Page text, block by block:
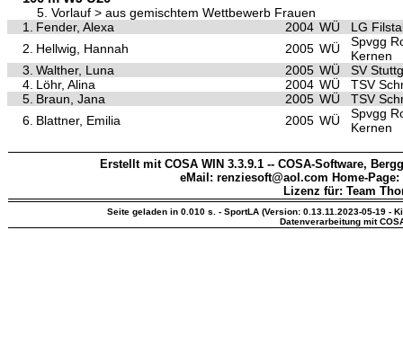
5. Vorlauf > aus gemischtem Wettbewerb Frauen
1.
Fender, Alexa 2004 WÜ
LG
2. Hellwig, Hannah 2005 WÜ
Spvgg
Kernen
3. Walther, Luna 2005 WÜ
SV
4. Löhr, Alina 2004 WÜ
TSV
5. Braun, Jana 2005 WÜ
TSV
6. Blattner, Emilia 2005 WÜ
Spvgg
Kernen
Erstellt mit COSA WIN 3.3.9.1 -- COSA-Software,
eMail: renziesoft@aol.com Home-Page:
Lizenz für: Team
Seite geladen in 0.010 s. - SportLA (Version: 0.13.11.2023-05-19 -
Datenverarbeitung mit